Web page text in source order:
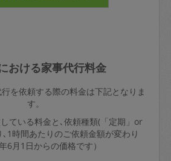
おける家事代行料金
を依頼する際の料金は下記となりま
す。
ている料金と､依頼種類(「定期」or
､1時間あたりのご依頼金額が変わり
6月1日からの価格です）